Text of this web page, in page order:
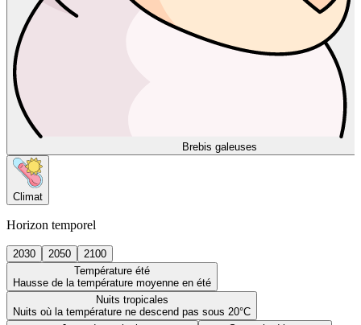
Brebis galeuses
Climat
Horizon temporel
2030 2050
2100
Température été
Hausse de la température moyenne en été
Nuits tropicales
Nuits où la température ne descend pas sous 20°C